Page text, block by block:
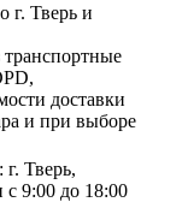
г. Тверь и
транспортные
доставки
и при выборе
Тверь,
с 9:00 до 18:00